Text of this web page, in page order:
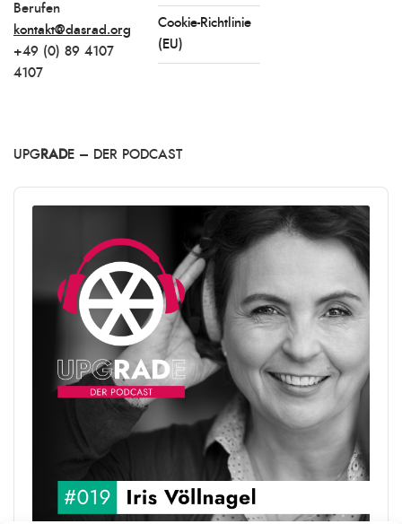
Berufen
kontakt@dasrad.org
+49 (0) 89 4107
4107
Cookie-Richtlinie
(EU)
UPG RADE – DER PODCAST
Audio
Player